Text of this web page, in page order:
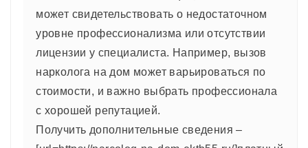
может свидетельствовать о недостаточном
уровне профессионализма или отсутствии
лицензии у специалиста. Например, вызов
нарколога на дом может варьироваться по
стоимости, и важно выбрать профессионала
с хорошей репутацией.
Получить дополнительные сведения –